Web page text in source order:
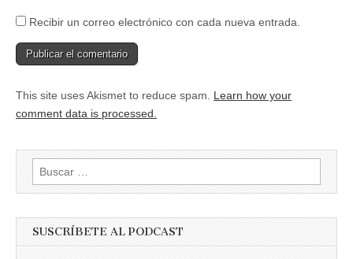
Recibir un correo electrónico con cada nueva entrada.
This site uses Akismet to reduce spam. Learn how your
comment data is processed.
Buscar:
SUSCRÍBETE AL PODCAST